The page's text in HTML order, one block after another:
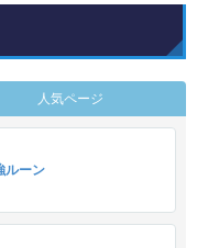
人気ページ
ルーン